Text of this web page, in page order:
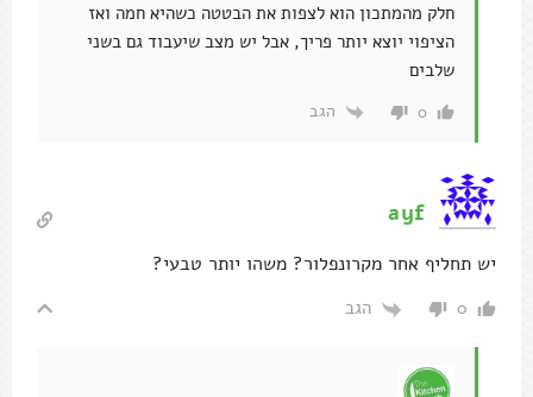
חלק מהמתכון הוא לצפות את הבטטה כשהיא חמה ואז
הציפוי יוצא יותר פריך, אבל יש מצב שיעבוד גם בשני
שלבים
0 הגב
ayf
יש תחליף אחר מקרונפלור? משהו יותר טבעי?
0 הגב